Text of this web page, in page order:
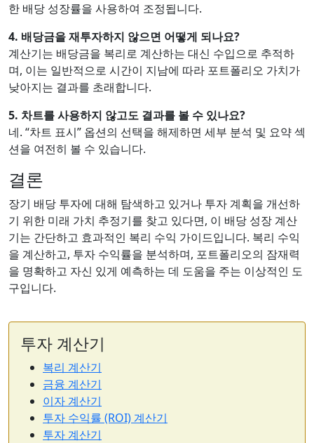
한 배당 성장률을 사용하여 조정됩니다.
4. 배당금을 재투자하지 않으면 어떻게 되나요?
계산기는 배당금을 복리로 계산하는 대신 수입으로 추적하
며, 이는 일반적으로 시간이 지남에 따라 포트폴리오 가치가
낮아지는 결과를 초래합니다.
5. 차트를 사용하지 않고도 결과를 볼 수 있나요?
네. “차트 표시” 옵션의 선택을 해제하면 세부 분석 및 요약 섹
션을 여전히 볼 수 있습니다.
결론
장기 배당 투자에 대해 탐색하고 있거나 투자 계획을 개선하
기 위한 미래 가치 추정기를 찾고 있다면, 이 배당 성장 계산
기는 간단하고 효과적인 복리 수익 가이드입니다. 복리 수익
을 계산하고, 투자 수익률을 분석하며, 포트폴리오의 잠재력
을 명확하고 자신 있게 예측하는 데 도움을 주는 이상적인 도
구입니다.
투자 계산기
복리 계산기
금융 계산기
이자 계산기
투자 수익률 (ROI) 계산기
투자 계산기